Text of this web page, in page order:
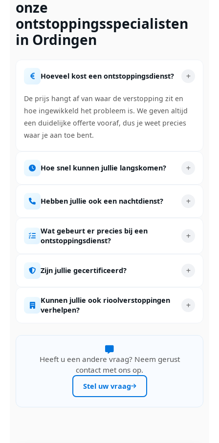
onze
ontstoppingsspecialisten
in Ordingen
Hoeveel kost een ontstoppingsdienst?
De prijs hangt af van waar de verstopping zit en
hoe ingewikkeld het probleem is. We geven altijd
een duidelijke offerte vooraf, dus je weet precies
waar je aan toe bent.
Hoe snel kunnen jullie langskomen?
Hebben jullie ook een nachtdienst?
Wat gebeurt er precies bij een
ontstoppingsdienst?
Zijn jullie gecertificeerd?
Kunnen jullie ook rioolverstoppingen
verhelpen?
Heeft u een andere vraag? Neem gerust
contact met ons op.
Stel uw vraag